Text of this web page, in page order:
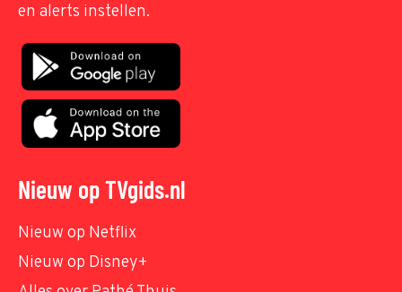
en alerts instellen.
Nieuw op TVgids.nl
Nieuw op Netflix
Nieuw op Disney+